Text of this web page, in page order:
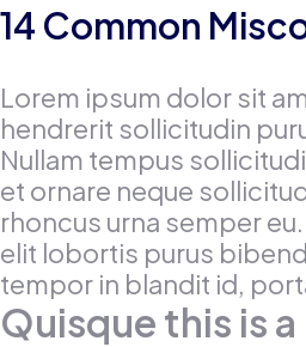
14 Common
Lorem ipsum dolor sit
hendrerit sollicitudin
Nullam tempus
et ornare neque
rhoncus urna semper
elit lobortis purus
tempor in blandit id,
Quisque this is